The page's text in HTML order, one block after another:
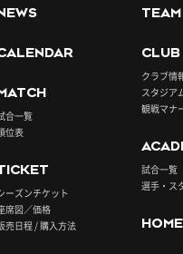
合一覧
位表
ーズンチケット
席図／価格
売日程 / 購入方法
TEAM
クラブ情
スタジア
観戦マナ
試合一覧
選手・ス